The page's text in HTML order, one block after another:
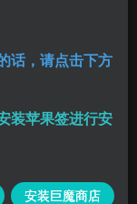
话，请点击下方
装苹果签进行安
安装巨魔商店